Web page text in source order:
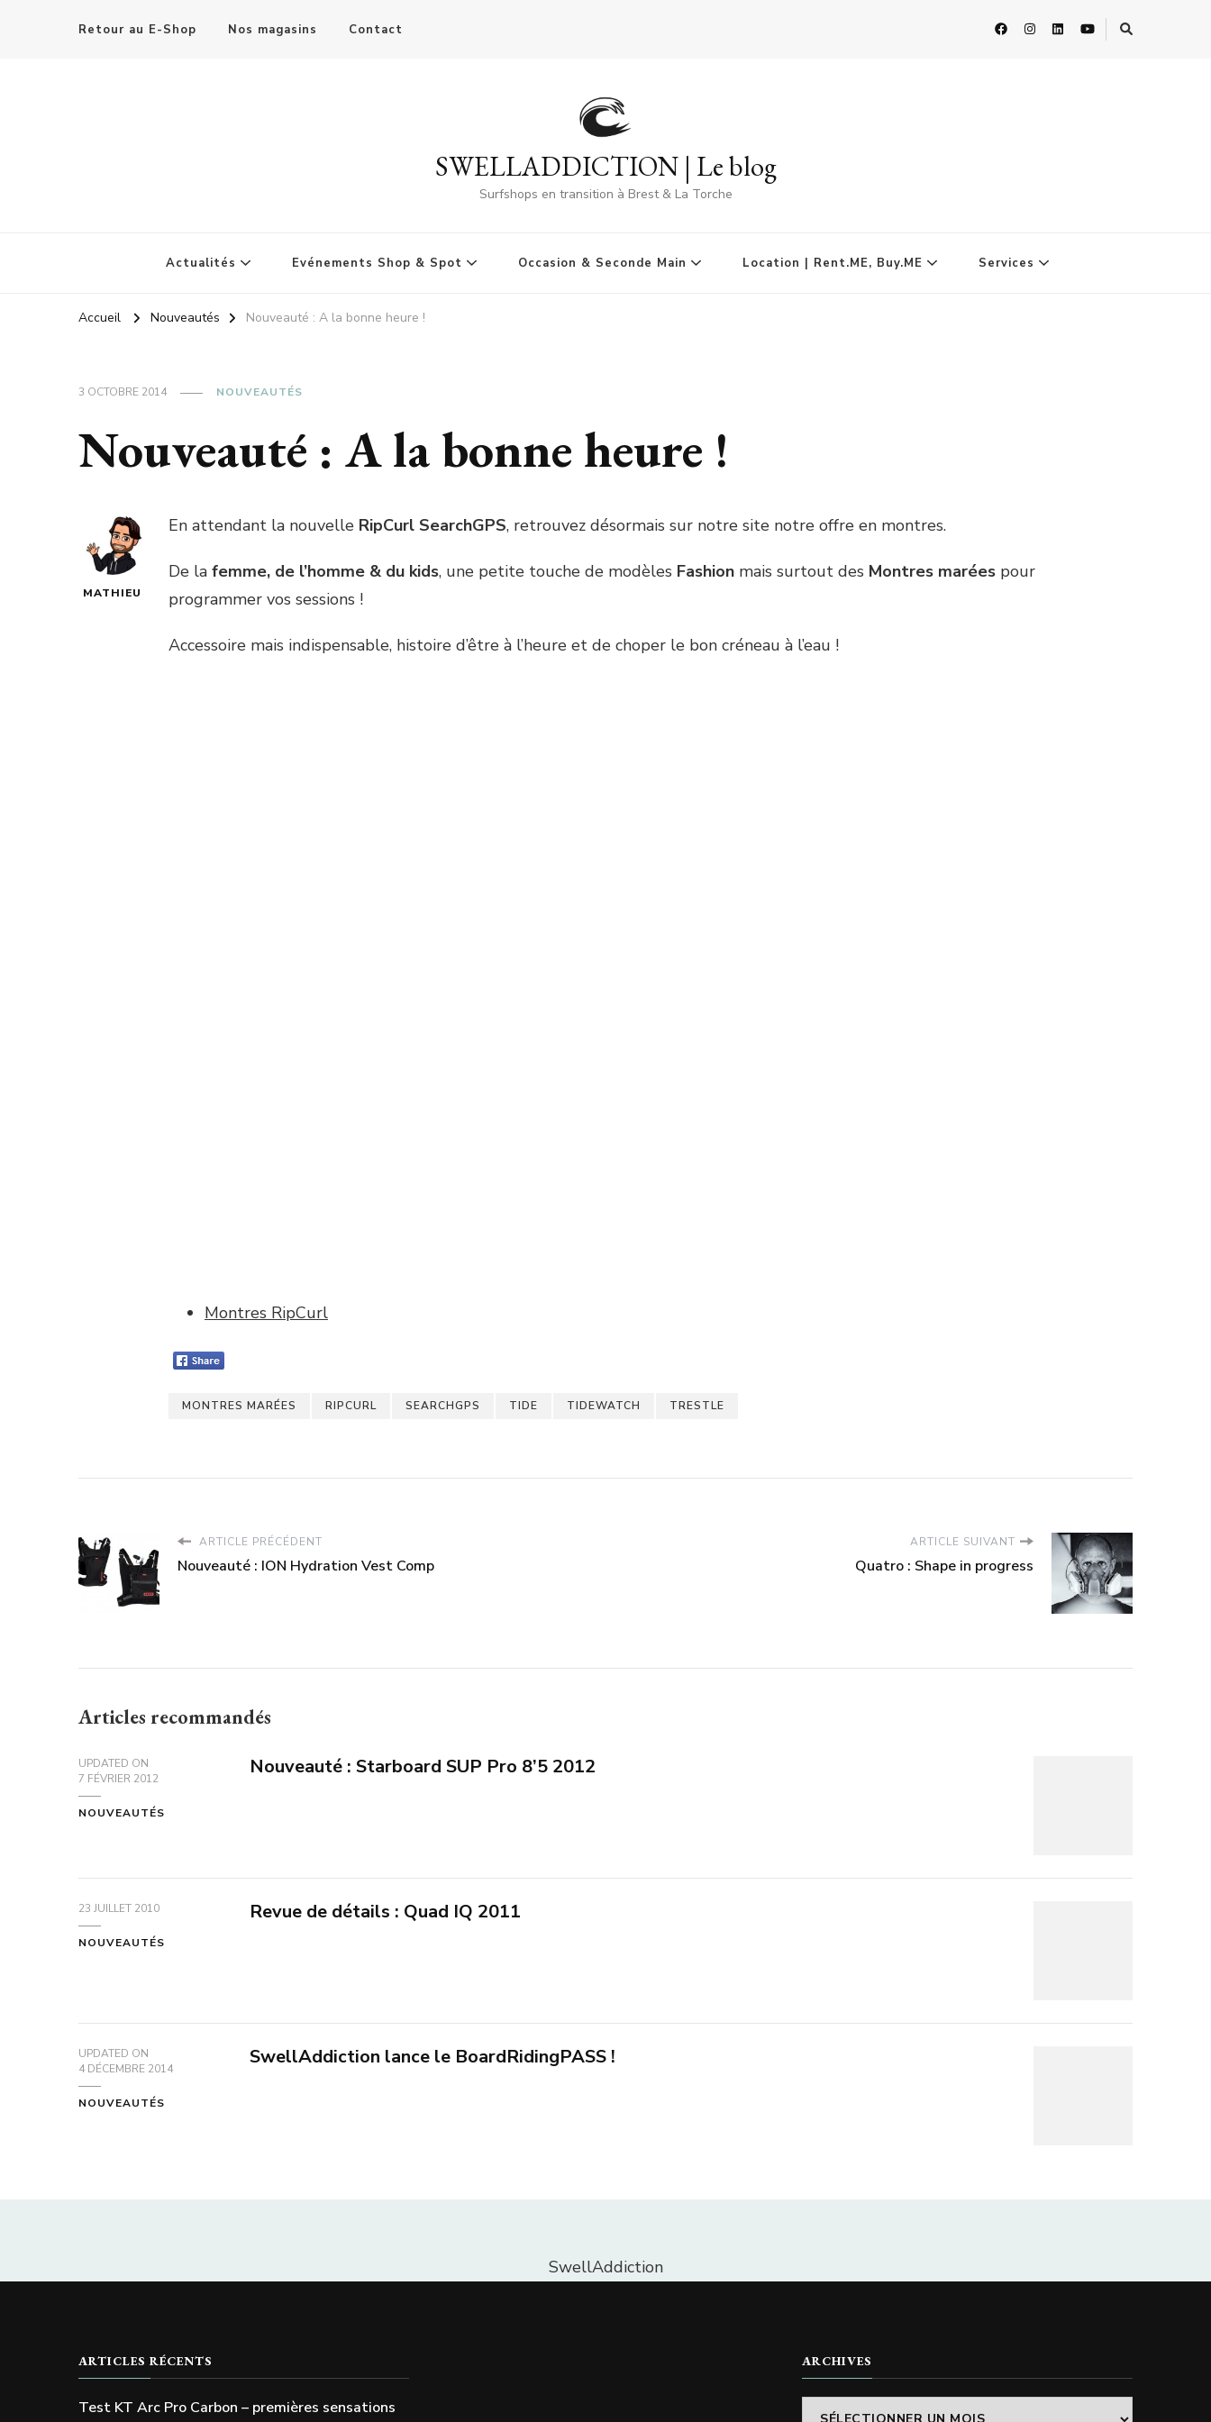
Retour au E-Shop Nos magasins Contact
SWELLADDICTION | Le blog
Surfshops en transition à Brest & La Torche
Actualités Evénements Shop & Spot Occasion & Seconde Main Location | Rent.ME, Buy.ME Services
Accueil Nouveautés Nouveauté : A la bonne heure !
3 OCTOBRE 2014 NOUVEAUTÉS
Nouveauté : A la bonne heure !
MATHIEU
En attendant la nouvelle RipCurl SearchGPS, retrouvez désormais sur notre site notre offre en montres.
De la femme, de l’homme & du kids, une petite touche de modèles Fashion mais surtout des Montres marées pour
programmer vos sessions !
Accessoire mais indispensable, histoire d’être à l’heure et de choper le bon créneau à l’eau !
Montres RipCurl
MONTRES MARÉES RIPCURL SEARCHGPS TIDE TIDEWATCH TRESTLE
ARTICLE PRÉCÉDENT
Nouveauté : ION Hydration Vest Comp
ARTICLE SUIVANT
Quatro : Shape in progress
Articles recommandés
UPDATED ON
7 FÉVRIER 2012
NOUVEAUTÉS
Nouveauté : Starboard SUP Pro 8’5 2012
23 JUILLET 2010
NOUVEAUTÉS
Revue de détails : Quad IQ 2011
UPDATED ON
4 DÉCEMBRE 2014
NOUVEAUTÉS
SwellAddiction lance le BoardRidingPASS !
SwellAddiction
ARTICLES RÉCENTS
Test KT Arc Pro Carbon – premières sensations
ARCHIVES
Archives